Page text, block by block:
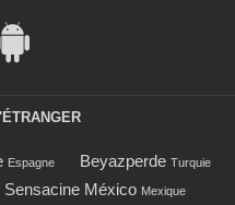
Espagne Beyazperde Turquie
Sensacine México Mexique